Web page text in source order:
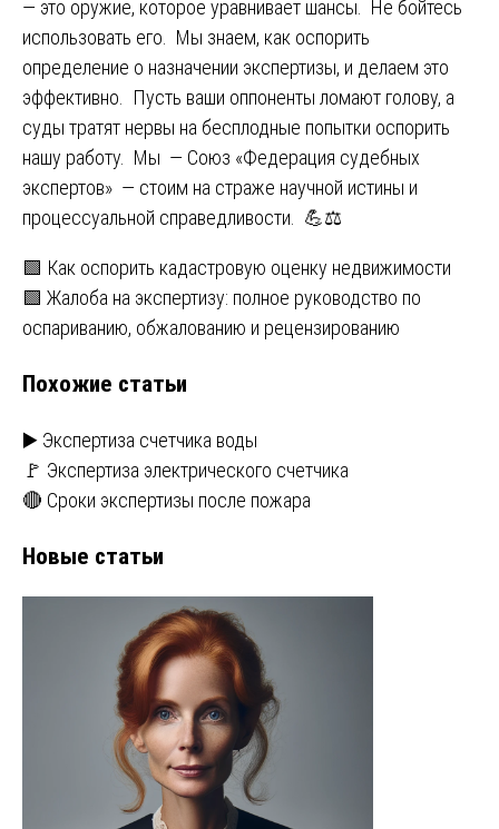
— это оружие, которое уравнивает шансы. Не бойтесь
использовать его. Мы знаем, как оспорить
определение о назначении экспертизы, и делаем это
эффективно. Пусть ваши оппоненты ломают голову, а
суды тратят нервы на бесплодные попытки оспорить
нашу работу. Мы — Союз «Федерация судебных
экспертов» — стоим на страже научной истины и
процессуальной справедливости. 💪⚖️
Навигация
по
🟩 Как оспорить кадастровую оценку недвижимости
🟩 Жалоба на экспертизу: полное руководство по
оспариванию, обжалованию и рецензированию
Похожие статьи
▶️ Экспертиза счетчика воды
🚩 Экспертиза электрического счетчика
🔴 Сроки экспертизы после пожара
Новые статьи